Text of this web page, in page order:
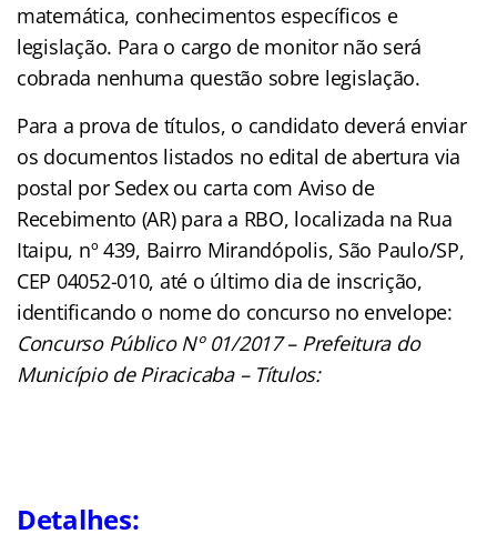
matemática, conhecimentos específicos e
legislação. Para o cargo de monitor não será
cobrada nenhuma questão sobre legislação.
Para a prova de títulos, o candidato deverá enviar
os documentos listados no edital de abertura via
postal por Sedex ou carta com Aviso de
Recebimento (AR) para a RBO, localizada na Rua
Itaipu, nº 439, Bairro Mirandópolis, São Paulo/SP,
CEP 04052-010, até o último dia de inscrição,
identificando o nome do concurso no envelope:
Concurso Público Nº 01/2017 – Prefeitura do
Município de Piracicaba – Títulos:
Detalhes: